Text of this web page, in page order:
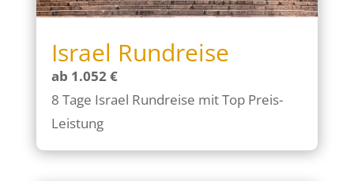
Israel Rundreise
ab 1.052 €
8 Tage Israel Rundreise mit Top Preis-
Leistung